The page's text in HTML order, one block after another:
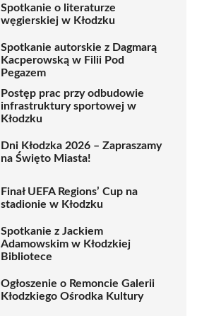
Spotkanie o literaturze
węgierskiej w Kłodzku
Spotkanie autorskie z Dagmarą
Kacperowską w Filii Pod
Pegazem
Postęp prac przy odbudowie
infrastruktury sportowej w
Kłodzku
Dni Kłodzka 2026 – Zapraszamy
na Święto Miasta!
Finał UEFA Regions’ Cup na
stadionie w Kłodzku
Spotkanie z Jackiem
Adamowskim w Kłodzkiej
Bibliotece
Ogłoszenie o Remoncie Galerii
Kłodzkiego Ośrodka Kultury